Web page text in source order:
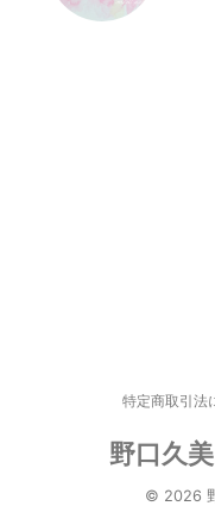
特定商取引法
野口久
© 2026